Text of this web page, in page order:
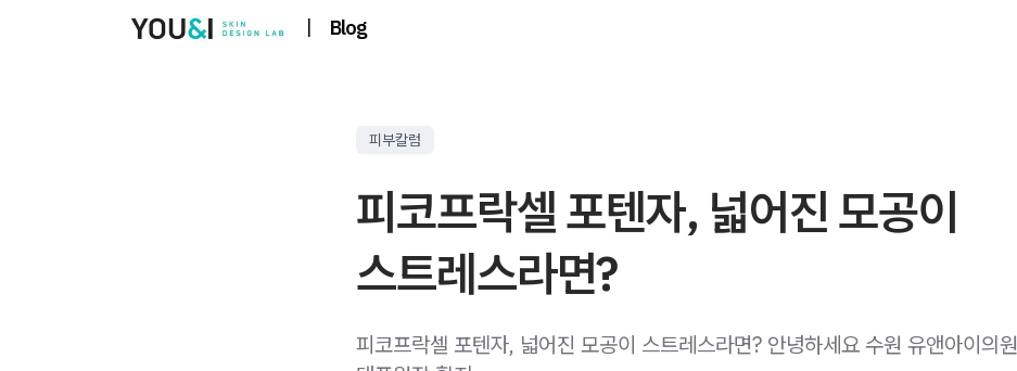
| Blog
피부칼럼
피코프락셀 포텐자, 넓어진 모공이
스트레스라면?
피코프락셀 포텐자, 넓어진 모공이 스트레스라면? 안녕하세요 수원 유앤아이의원